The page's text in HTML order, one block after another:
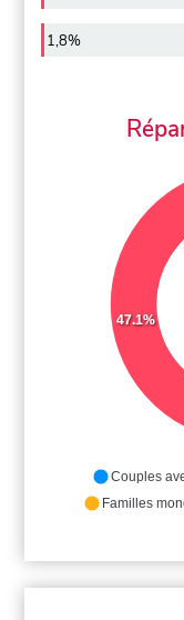
1,8%
47.1%
Couples
Familles